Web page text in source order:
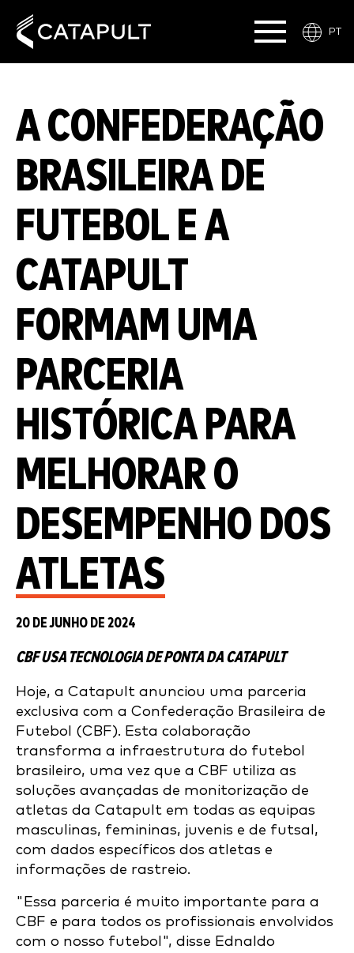
PT
A CONFEDERAÇÃO
BRASILEIRA DE
FUTEBOL E A
CATAPULT
FORMAM UMA
PARCERIA
HISTÓRICA PARA
MELHORAR O
DESEMPENHO DOS
ATLETAS
20 DE JUNHO DE 2024
CBF USA TECNOLOGIA DE PONTA DA CATAPULT
Hoje, a Catapult anunciou uma parceria
exclusiva com a Confederação Brasileira de
Futebol (CBF). Esta colaboração
transforma a infraestrutura do futebol
brasileiro, uma vez que a CBF utiliza as
soluções avançadas de monitorização de
atletas da Catapult em todas as equipas
masculinas, femininas, juvenis e de futsal,
com dados específicos dos atletas e
informações de rastreio.
"Essa parceria é muito importante para a
CBF e para todos os profissionais envolvidos
com o nosso futebol", disse Ednaldo